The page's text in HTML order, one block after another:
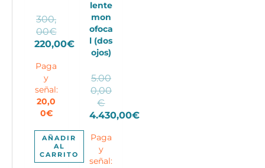
300,
00€El
precio
original
era:
300,00€.
220,00€
precio
actual
es:
220,00€.
Paga
y
señal:
20,0
0€
AÑADIR
AL
CARRITO
lente
mon
ofoca
l (dos
ojos)
5.00
0,00
€El
precio
era:
4.430,00€
precio
actual
es:
Paga
y
señal: